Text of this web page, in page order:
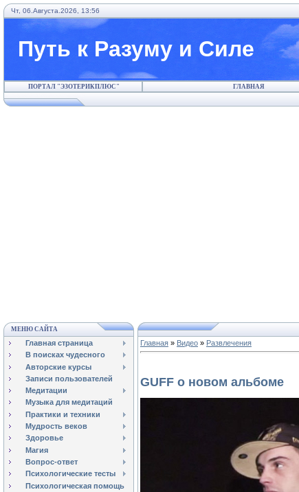
Чт, 06.Августа.2026, 13:56
Путь к Разуму и Силе
ПОРТАЛ "ЭЗОТЕРИКПЛЮС" ГЛАВНАЯ
МЕНЮ САЙТА
Главная страница
В поисках чудесного
Авторские курсы
Записи пользователей
Медитации
Музыка для медитаций
Практики и техники
Мудрость веков
Здоровье
Магия
Вопрос-ответ
Психологические тесты
Психологическая помощь
Главная » Видео » Развлечения
GUFF о новом альбоме